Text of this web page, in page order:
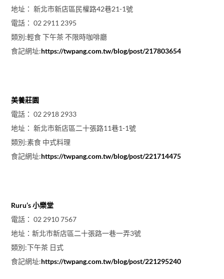
地址： 新北市新店區民權路42巷21-1號
電話： 02 2911 2395
類別:輕食 下午茶 不限時咖啡廳
食記網址:https://twpang.com.tw/blog/post/217803654
美養莊園
電話： 02 2918 2933
地址： 新北市新店區二十張路11巷1-1號
類別:素食 中式料理
食記網址:https://twpang.com.tw/blog/post/221714475
Ruru’s 小樂堂
電話： 02 2910 7567
地址：新北市新店區二十張路一巷一弄3號
類別:下午茶 日式
食記網址:https://twpang.com.tw/blog/post/221295240